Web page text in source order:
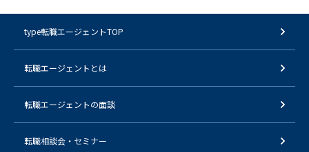
type転職エージェントTOP
転職エージェントとは
転職エージェントの面談
転職相談会・セミナー